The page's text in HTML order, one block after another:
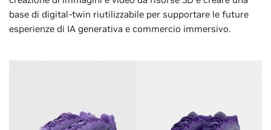
base di digital-twin riutilizzabile per supportare le future
esperienze di IA generativa e commercio immersivo.